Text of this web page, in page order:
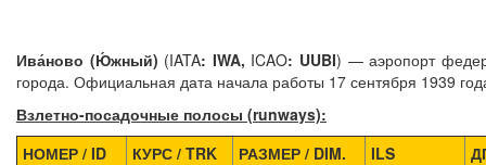
Ива́ново (Ю́жный) (IATA: IWA, ICAO: UUBI) — аэропорт
города. Официальная дата начала работы 17 сентября 1939
Взлетно-посадочные полосы (runways):
НОМЕР / ID
КУРС / TRK РАЗМЕР / DIM. ILS